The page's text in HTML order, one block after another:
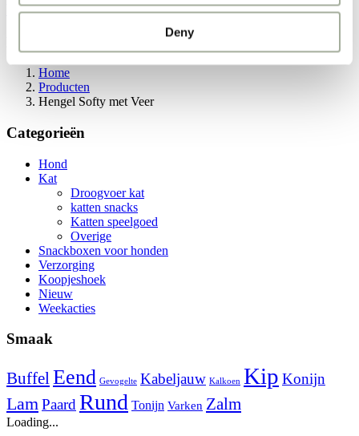
Deny
Weekacties!
Home
Producten
Hengel Softy met Veer
Categorieën
Hond
Kat
Droogvoer kat
katten snacks
Katten speelgoed
Overige
Snackboxen voor honden
Verzorging
Koopjeshoek
Nieuw
Weekacties
Smaak
BuffelEend Gevogelte Kabeljauw Kalkoen Kip Konijn
LamPaard Rund Tonijn Varken Zalm
Loading...